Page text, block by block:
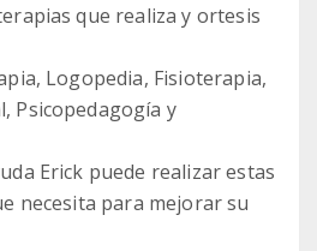
que realiza y ortesis
Logopedia, Fisioterapia,
Psicopedagogía y
Erick puede realizar estas
necesita para mejorar su